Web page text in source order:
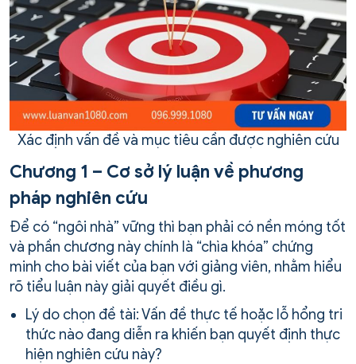
Xác định vấn đề và mục tiêu cần được nghiên cứu
Chương 1 – Cơ sở lý luận về phương
pháp nghiên cứu
Để có “ngôi nhà” vững thì bạn phải có nền móng tốt
và phần chương này chính là “chìa khóa” chứng
minh cho bài viết của bạn với giảng viên, nhằm hiểu
rõ tiểu luận này giải quyết điều gì.
Lý do chọn đề tài: Vấn đề thực tế hoặc lỗ hổng tri
thức nào đang diễn ra khiến bạn quyết định thực
hiện nghiên cứu này?